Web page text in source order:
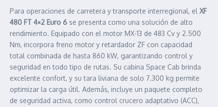
Para operaciones de carretera y transporte interregional, el XF
480 FT 4×2 Euro 6 se presenta como una solución de alto
rendimiento. Equipado con el motor MX-13 de 483 Cv y 2.500
Nm, incorpora freno motor y retardador ZF con capacidad
total combinada de hasta 860 kW, garantizando control y
seguridad en todo tipo de rutas. Su cabina Space Cab brinda
excelente confort, y su tara liviana de solo 7.300 kg permite
optimizar la carga útil. Además, incluye un paquete completo
de seguridad activa, como control crucero adaptativo (ACC),